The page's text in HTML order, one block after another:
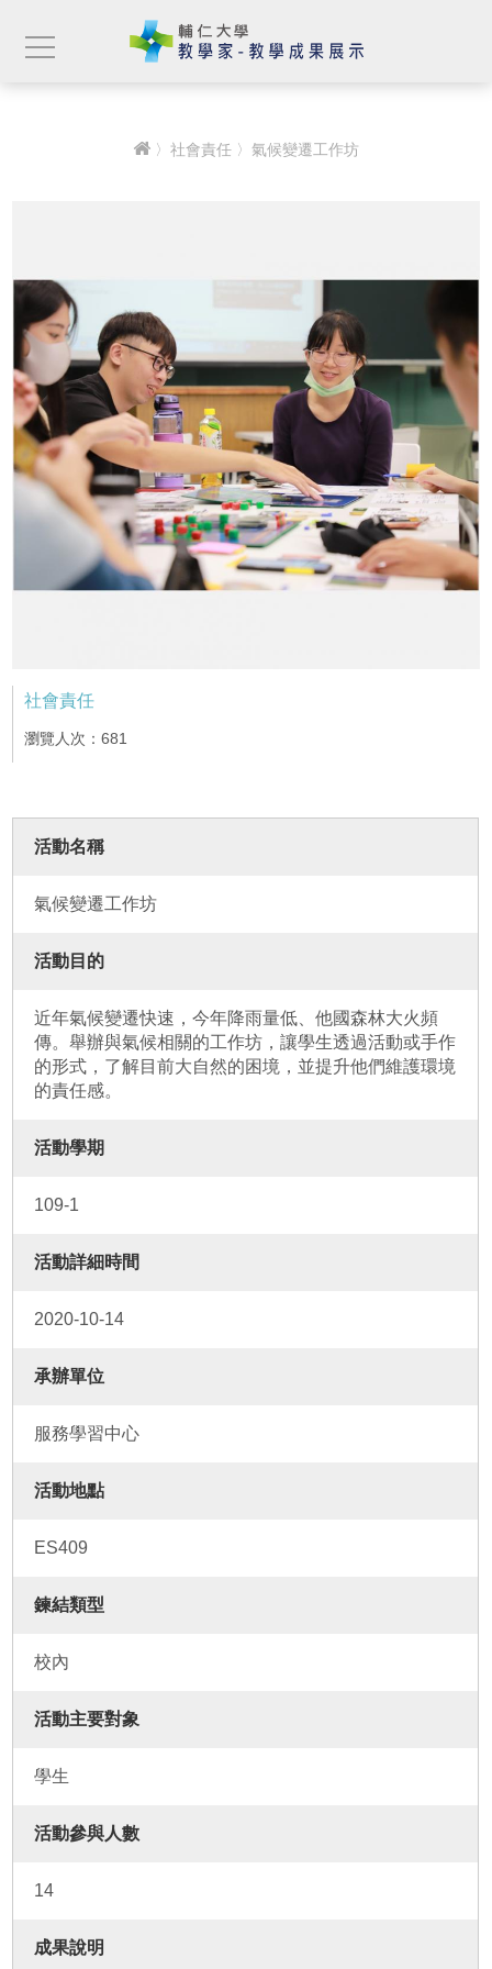
〉 社會責任 〉氣候變遷工作坊
社會責任
瀏覽人次：681
活動名稱
氣候變遷工作坊
活動目的
近年氣候變遷快速，今年降雨量低、他國森林大火頻
傳。舉辦與氣候相關的工作坊，讓學生透過活動或手作
的形式，了解目前大自然的困境，並提升他們維護環境
的責任感。
活動學期
109-1
活動詳細時間
2020-10-14
承辦單位
服務學習中心
活動地點
ES409
鍊結類型
校內
活動主要對象
學生
活動參與人數
14
成果說明